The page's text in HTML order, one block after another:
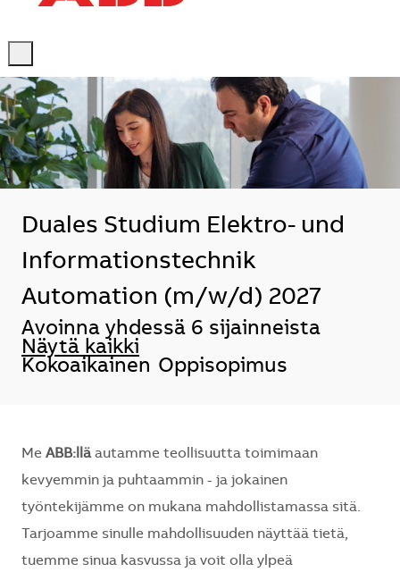
-
-
Duales Studium Elektro- und
Informationstechnik
Automation (m/w/d) 2027
Avoinna yhdessä 6 sijainneista
Näytä kaikki
Kokoaikainen Oppisopimus
Me ABB:lläautamme teollisuutta toimimaan
kevyemmin ja puhtaammin - ja jokainen
työntekijämme on mukana mahdollistamassa sitä.
Tarjoamme sinulle mahdollisuuden näyttää tietä,
tuemme sinua kasvussa ja voit olla ylpeä